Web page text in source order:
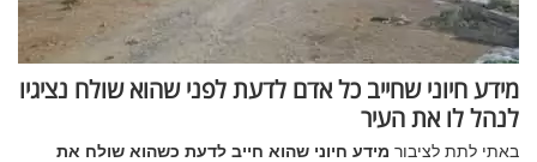
מידע חיוני שחייב כל אדם לדעת לפני שהוא שולח נציגיו
לנהל לו את העיר
באתי לתת לציבור מידע חיוני שהוא חייב לדעת כשהוא שולח את